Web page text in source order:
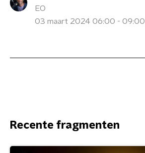
EO
03 maart 2024 06:00 - 09:00
Recente fragmenten